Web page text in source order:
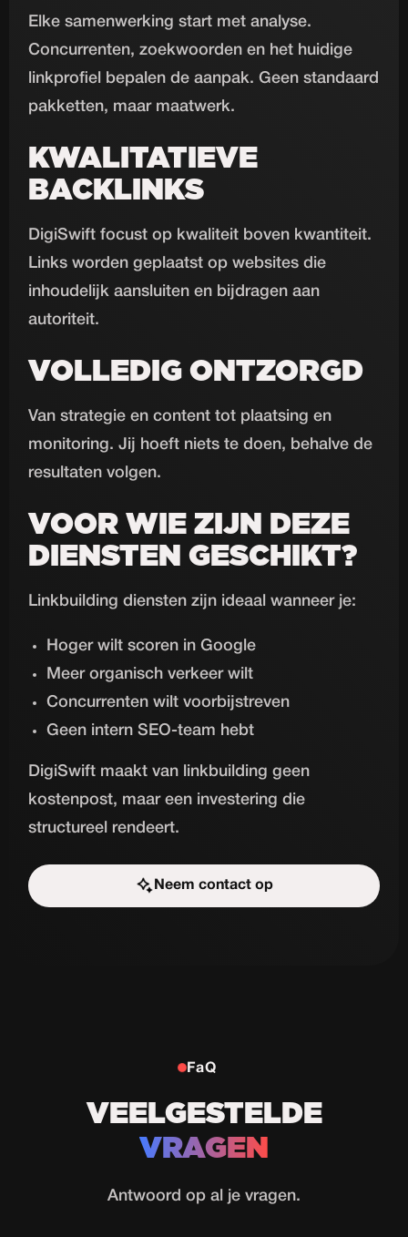
Elke samenwerking start met analyse.
Concurrenten, zoekwoorden en het huidige
linkprofiel bepalen de aanpak. Geen standaard
pakketten, maar maatwerk.
KWALITATIEVE
BACKLINKS
DigiSwift focust op kwaliteit boven kwantiteit.
Links worden geplaatst op websites die
inhoudelijk aansluiten en bijdragen aan
autoriteit.
VOLLEDIG ONTZORGD
Van strategie en content tot plaatsing en
monitoring. Jij hoeft niets te doen, behalve de
resultaten volgen.
VOOR WIE ZIJN DEZE
DIENSTEN GESCHIKT?
Linkbuilding diensten zijn ideaal wanneer je:
Hoger wilt scoren in Google
Meer organisch verkeer wilt
Concurrenten wilt voorbijstreven
Geen intern SEO-team hebt
DigiSwift maakt van linkbuilding geen
kostenpost, maar een investering die
structureel rendeert.
Neem contact op
Start de uitdaging
FaQ
VEELGESTELDE
VRAGEN
Antwoord op al je vragen.